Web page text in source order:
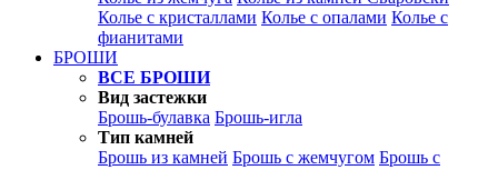
Колье с кристаллами Колье с опалами Колье с
фианитами
БРОШИ
ВСЕ БРОШИ
Вид застежки
Брошь-булавка Брошь-игла
Тип камней
Брошь из камней Брошь с жемчугом Брошь с